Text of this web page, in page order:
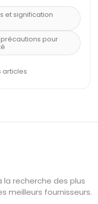
et signification
pour
pierre
anges
?
articles
recherche des plus
meilleurs fournisseurs.